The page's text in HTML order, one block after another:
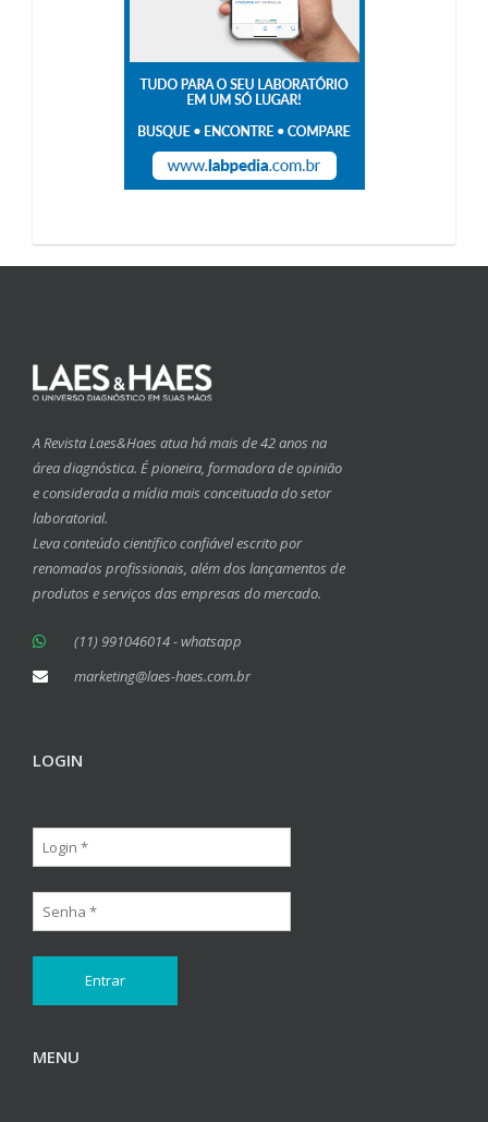
A Revista Laes&Haes atua há mais de 42 anos na
área diagnóstica. É pioneira, formadora de opinião
e considerada a mídia mais conceituada do setor
laboratorial.
Leva conteúdo científico confiável escrito por
renomados profissionais, além dos lançamentos de
produtos e serviços das empresas do mercado.
(11) 991046014 - whatsapp
marketing@laes-haes.com.br
LOGIN
MENU